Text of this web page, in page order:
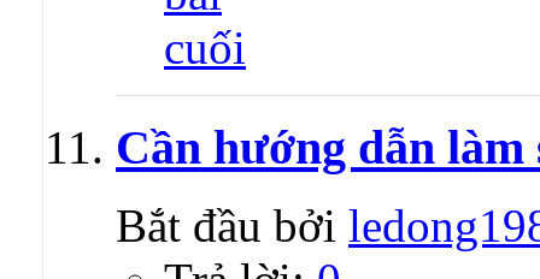
Cần hướng dẫn
Bắt đầu bởi